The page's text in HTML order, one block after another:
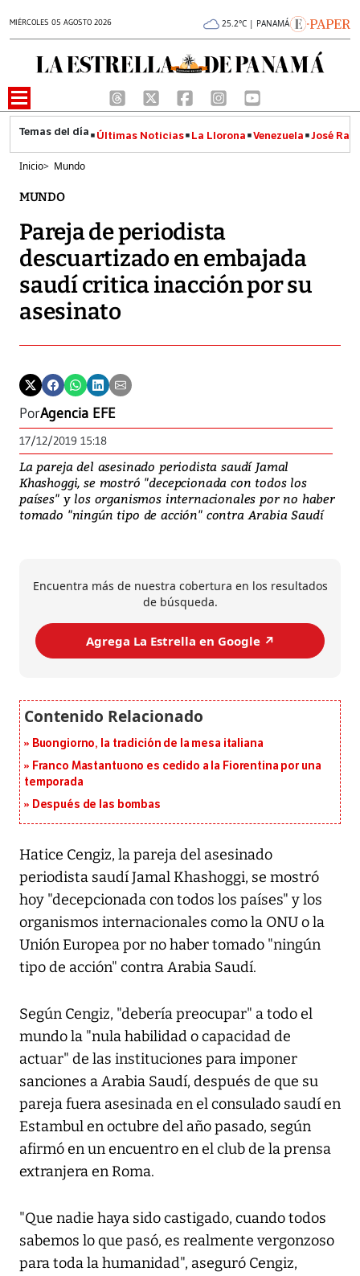
MIÉRCOLES 05 AGOSTO 2026 25.2°C | PANAMÁ
Últimas Noticias La Llorona Venezuela José
Inicio> Mundo
MUNDO
Pareja de periodista
descuartizado en embajada
saudí critica inacción por su
asesinato
PorAgencia EFE
17/12/2019 15:18
La pareja del asesinado periodista saudí Jamal
Khashoggi, se mostró "decepcionada con todos los
países" y los organismos internacionales por no haber
tomado "ningún tipo de acción" contra Arabia Saudí
Encuentra más de nuestra cobertura en los resultados
de búsqueda.
Agrega La Estrella en Google ↗️
Buongiorno, la tradición de la mesa italiana
Franco Mastantuono es cedido a la Fiorentina por una
temporada
Después de las bombas
Hatice Cengiz, la pareja del asesinado
periodista saudí Jamal Khashoggi, se mostró
hoy "decepcionada con todos los países" y los
organismos internacionales como la ONU o la
Unión Europea por no haber tomado "ningún
tipo de acción" contra Arabia Saudí.
Según Cengiz, "debería preocupar" a todo el
mundo la "nula habilidad o capacidad de
actuar" de las instituciones para imponer
sanciones a Arabia Saudí, después de que su
pareja fuera asesinada en el consulado saudí en
Estambul en octubre del año pasado, según
afirmó en un encuentro en el club de la prensa
extranjera en Roma.
"Que nadie haya sido castigado, cuando todos
sabemos lo que pasó, es realmente vergonzoso
para toda la humanidad", aseguró Cengiz,